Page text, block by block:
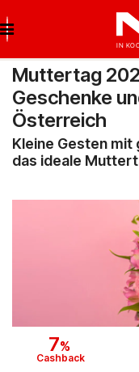
Brigitte
Breuninger
Matratzen
reifen.com
Lieferando
Beste
Neueste
Top
Exklusive
Beste
Neueste
Top
Muttertag
Geschenke
Österreich
Kleine Gesten mit
das ideale
7%
Cashback